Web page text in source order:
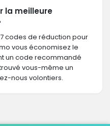
la meilleure
codes de réduction pour
vous économisez le
un code recommandé
vous-même un
nous volontiers.